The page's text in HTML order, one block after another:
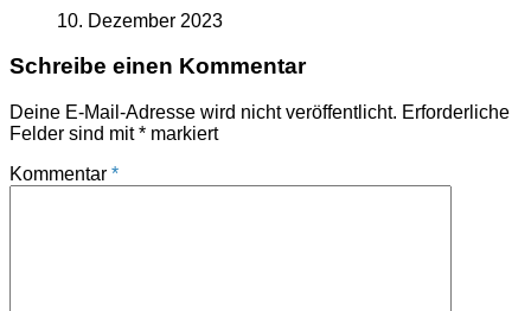
10. Dezember 2023
Schreibe einen Kommentar
Deine E-Mail-Adresse wird nicht veröffentlicht. Erforderliche
Felder sind mit* markiert
Kommentar *